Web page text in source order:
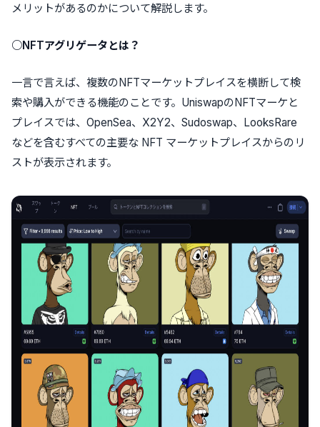
メリットがあるのかについて解説します。
○NFTアグリゲータとは？
一言で言えば、複数のNFTマーケットプレイスを横断して検
索や購入ができる機能のことです。UniswapのNFTマーケと
プレイスでは、OpenSea、X2Y2、Sudoswap、LooksRare
などを含むすべての主要な NFT マーケットプレイスからのリ
ストが表示されます。